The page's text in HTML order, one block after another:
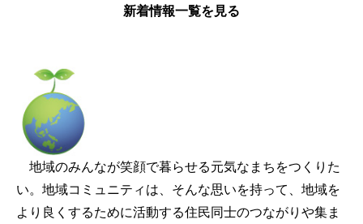
新着情報一覧を見る
地域のみんなが笑顔で暮らせる元気なまちをつくりた
い。地域コミュニティは、そんな思いを持って、地域を
より良くするために活動する住民同士のつながりや集ま